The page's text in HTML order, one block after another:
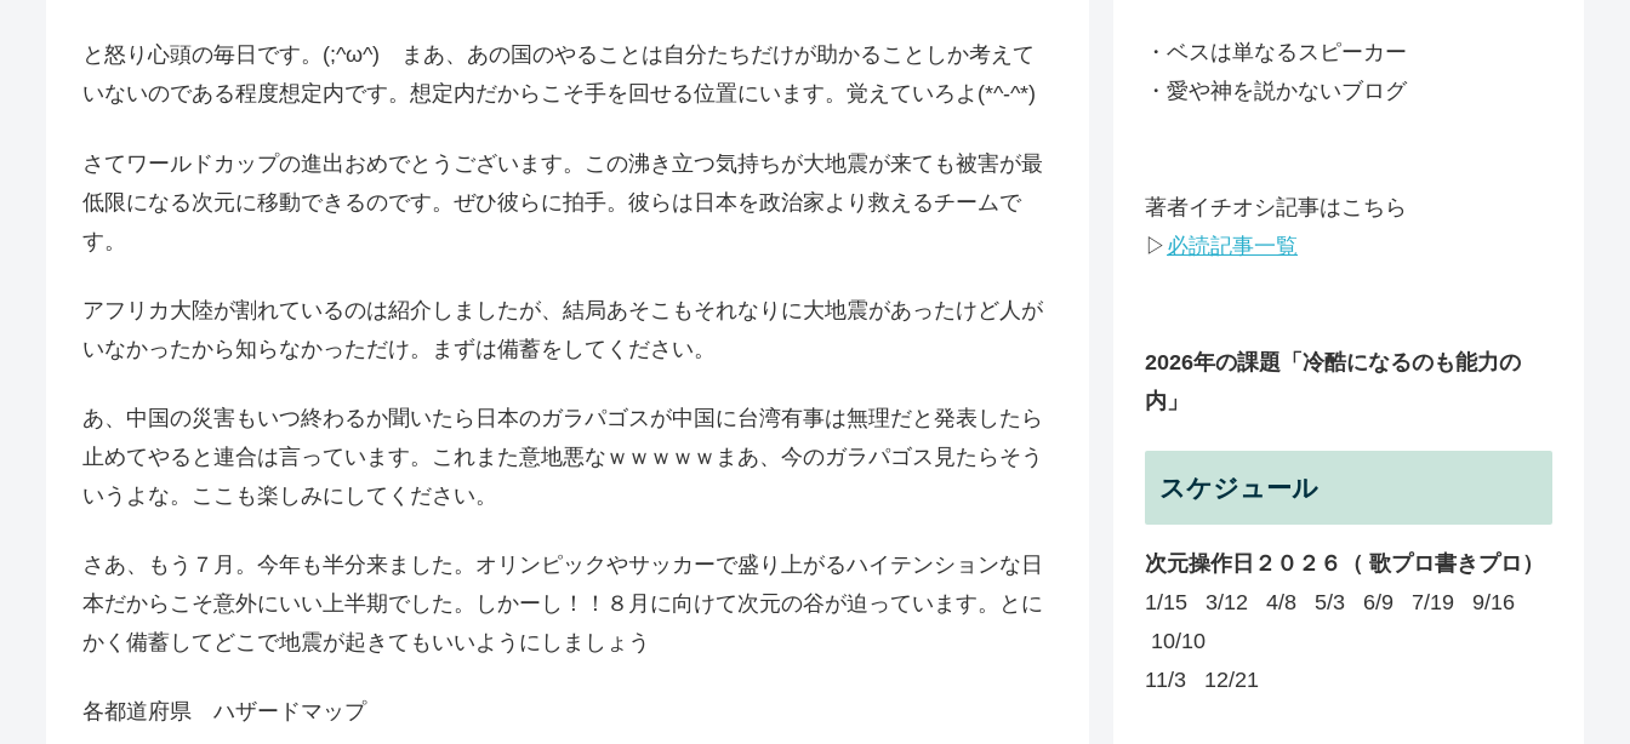
と怒り心頭の毎日です。(;^ω^) まあ、あの国のやることは自分たちだけが助かることしか考えて
いないのである程度想定内です。想定内だからこそ手を回せる位置にいます。覚えていろよ(*^-^*)
さてワールドカップの進出おめでとうございます。この沸き立つ気持ちが大地震が来ても被害が最
低限になる次元に移動できるのです。ぜひ彼らに拍手。彼らは日本を政治家より救えるチームで
す。
アフリカ大陸が割れているのは紹介しましたが、結局あそこもそれなりに大地震があったけど人が
いなかったから知らなかっただけ。まずは備蓄をしてください。
あ、中国の災害もいつ終わるか聞いたら日本のガラパゴスが中国に台湾有事は無理だと発表したら
止めてやると連合は言っています。これまた意地悪なｗｗｗｗｗまあ、今のガラパゴス見たらそう
いうよな。ここも楽しみにしてください。
さあ、もう７月。今年も半分来ました。オリンピックやサッカーで盛り上がるハイテンションな日
本だからこそ意外にいい上半期でした。しかーし！！８月に向けて次元の谷が迫っています。とに
かく備蓄してどこで地震が起きてもいいようにしましょう
各都道府県 ハザードマップ
・ベスは単なるスピーカー
・愛や神を説かないブログ
著者イチオシ記事はこちら
▷ 必読記事一覧
2026年の課題 「冷酷になるのも能力の
内」
スケジュール
次元操作日２０２６（ 歌プロ書きプロ）
1/15 3/12 4/8 5/3 6/9 7/19 9/16
10/10
11/3 12/21